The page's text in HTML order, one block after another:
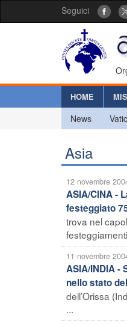
Seguici
HOME
News
Asia
12 novembre
ASIA/CINA -
festeggiato
trova nel
11 novembre
ASIA/INDIA
nello stato
dell’Orissa
...